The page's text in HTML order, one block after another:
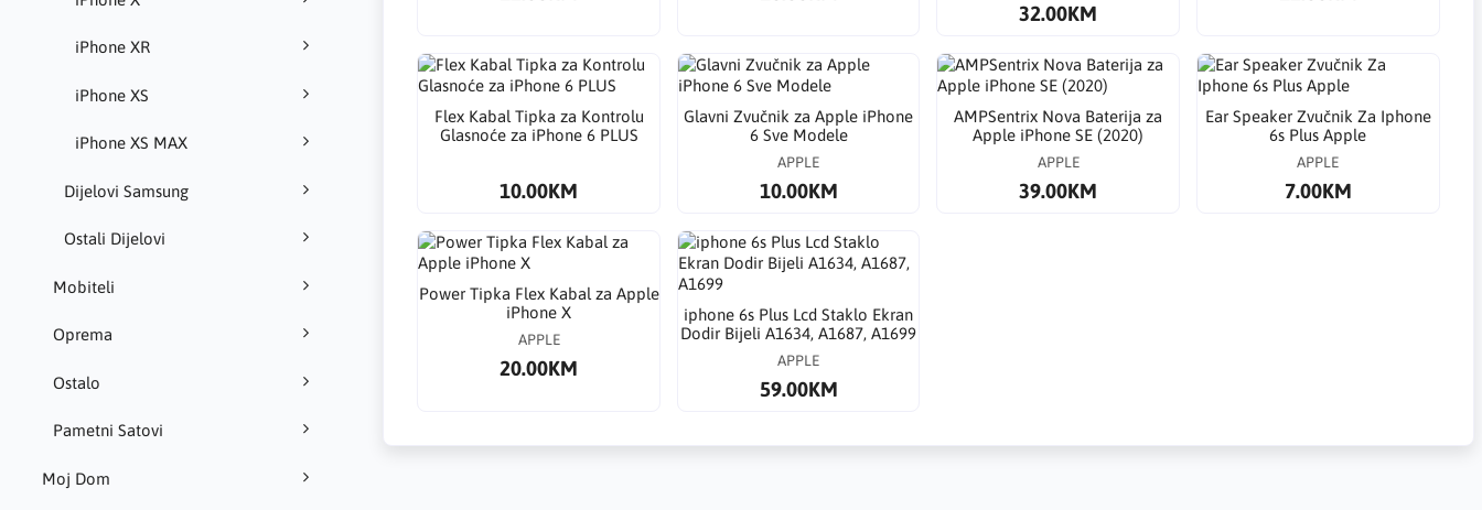
iPhone XR
iPhone XS
iPhone XS MAX
Dijelovi Samsung
Ostali Dijelovi
Mobiteli
Oprema
Ostalo
Pametni Satovi
Moj Dom
32.00KM
Flex Kabal Tipka za Kontrolu
Glasnoće za iPhone 6 PLUS
10.00KM
Glavni Zvučnik za Apple iPhone
6 Sve Modele
APPLE
10.00KM
AMPSentrix Nova Baterija za
Apple iPhone SE (2020)
APPLE
39.00KM
Ear Speaker Zvučnik Za Iphone
6s Plus Apple
APPLE
7.00KM
Power Tipka Flex Kabal za Apple
iPhone X
APPLE
20.00KM
​iphone 6s Plus Lcd Staklo Ekran
Dodir Bijeli A1634, A1687, A1699
APPLE
59.00KM